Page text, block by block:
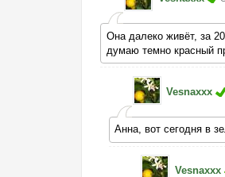
Она далеко живёт, за
думаю темно красный
Vesnaxxx
Анна, вот сегодня в
Vesnaxxx